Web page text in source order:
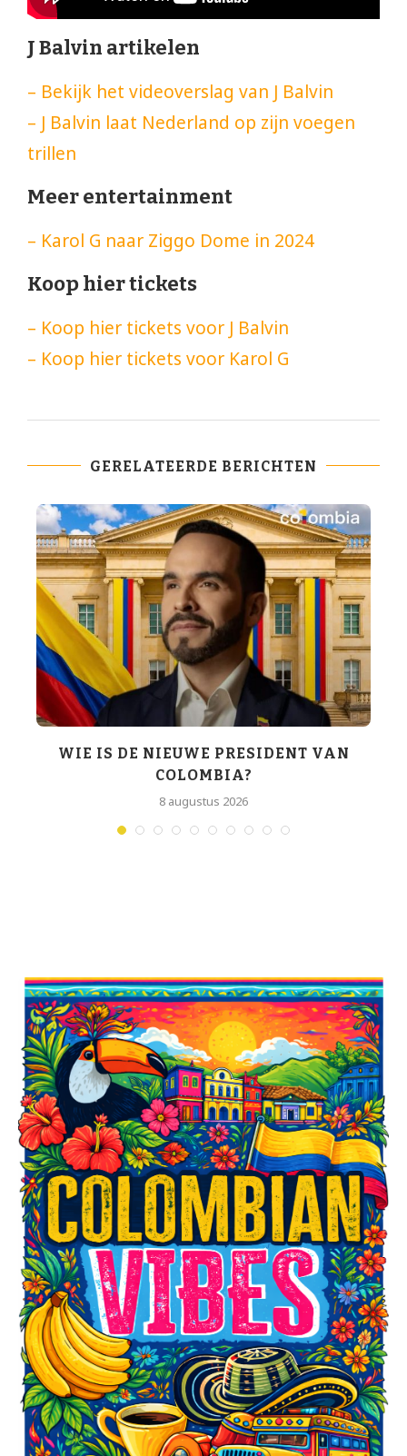
J Balvin artikelen
– Bekijk het videoverslag van J Balvin
– J Balvin laat Nederland op zijn voegen
trillen
Meer entertainment
– Karol G naar Ziggo Dome in 2024
Koop hier tickets
– Koop hier tickets voor J Balvin
– Koop hier tickets voor Karol G
GERELATEERDE BERICHTEN
WIE IS DE NIEUWE PRESIDENT VAN
COLOMBIA?
8 augustus 2026